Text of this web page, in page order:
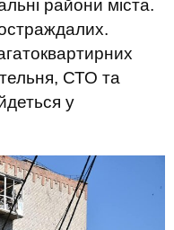
райони міста.
СТО та
у